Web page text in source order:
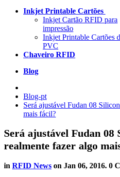
Inkjet Printable Cartões
Inkjet Cartão RFID para
impressão
Inkjet Printable Cartões
PVC
Chaveiro RFID
Blog
Blog-pt
Será ajustável Fudan 08
mais fácil?
Será ajustável Fudan 08
realmente fazer algo
in RFID News on Jan 06, 2016. 0